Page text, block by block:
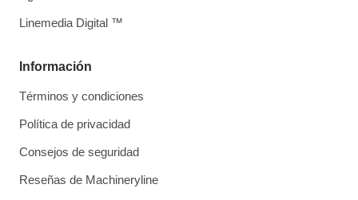
Información
Términos y condiciones
Política de privacidad
Consejos de seguridad
Reseñas de Machineryline
Linemedia Digital ™